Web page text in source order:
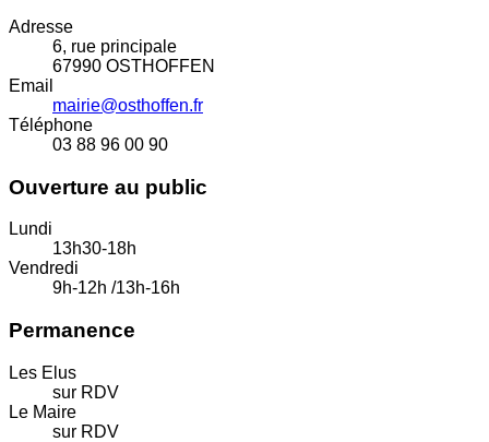
Adresse
6, rue principale
67990 OSTHOFFEN
Email
mairie@osthoffen.fr
Téléphone
03 88 96 00 90
Ouverture au public
Lundi
13h30-18h
Vendredi
9h-12h /13h-16h
Permanence
Les Elus
sur RDV
Le Maire
sur RDV